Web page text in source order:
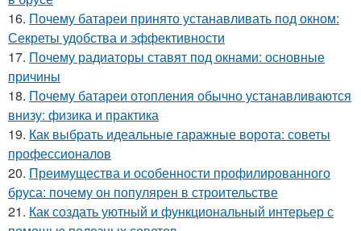
16. Почему батареи принято устанавливать под окном:
Секреты удобства и эффективности
17. Почему радиаторы ставят под окнами: основные
причины
18. Почему батареи отопления обычно устанавливаются
внизу: физика и практика
19. Как выбрать идеальные гаражные ворота: советы
профессионалов
20. Преимущества и особенности профилированного
бруса: почему он популярен в строительстве
21. Как создать уютный и функциональный интерьер с